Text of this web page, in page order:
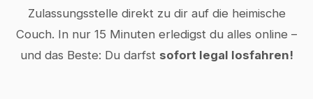
Zulassungsstelle direkt zu dir auf die heimische
Couch. In nur 15 Minuten erledigst du alles online –
und das Beste: Du darfst sofort legal losfahren!